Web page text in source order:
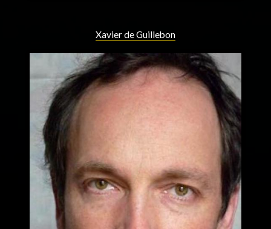
Xavier de Guillebon